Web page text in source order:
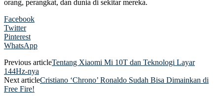
orang, perangkat, dan dunia di sekitar mereka.
Facebook
Twitter
Pinterest
WhatsApp
Previous articleTentang Xiaomi Mi 10T dan Teknologi Layar
144Hz-nya
Next articleCristiano ‘Chrono’ Ronaldo Sudah Bisa Dimainkan di
Free Fire!